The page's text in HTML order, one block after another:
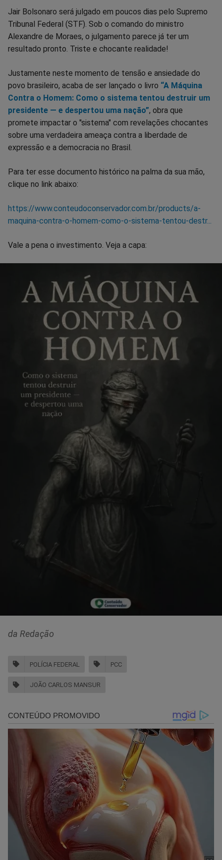
Jair Bolsonaro será julgado em poucos dias pelo Supremo
Tribunal Federal (STF). Sob o comando do ministro
Alexandre de Moraes, o julgamento parece já ter um
resultado pronto. Triste e chocante realidade!
Justamente neste momento de tensão e ansiedade do
povo brasileiro, acaba de ser lançado o livro “A Máquina
Contra o Homem: Como o sistema tentou destruir um
presidente — e despertou uma nação”, obra que
promete impactar o "sistema" com revelações chocantes
sobre uma verdadeira ameaça contra a liberdade de
expressão e a democracia no Brasil.
Para ter esse documento histórico na palma da sua mão,
clique no link abaixo:
https://www.conteudoconservador.com.br/products/a-
maquina-contra-o-homem-como-o-sistema-tentou-destr...
Vale a pena o investimento. Veja a capa:
da Redação
POLÍCIA FEDERAL PCC
JOÃO CARLOS MANSUR